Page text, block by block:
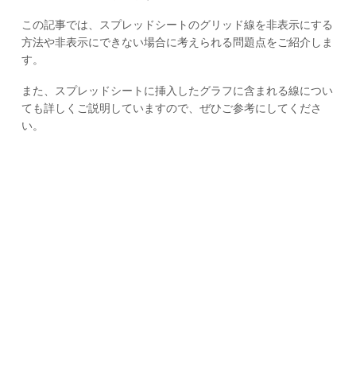
この記事では、スプレッドシートのグリッド線を非表示にする
方法や非表示にできない場合に考えられる問題点をご紹介しま
す。
また、スプレッドシートに挿入したグラフに含まれる線につい
ても詳しくご説明していますので、ぜひご参考にしてくださ
い。